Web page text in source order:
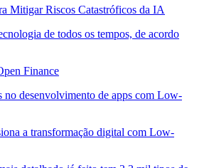
Mitigar Riscos Catastróficos da IA
de todos os tempos, de acordo
Finance
no desenvolvimento de apps com Low-
a transformação digital com Low-